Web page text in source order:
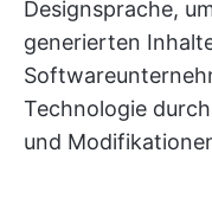
Designsprache,
generierten
Technologie
und